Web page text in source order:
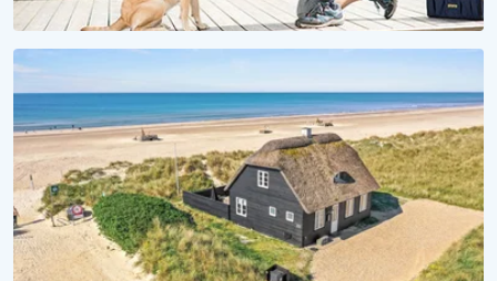
VOV, HVOR ER DET SMUKT HER!
Sommerhuse med hund tilladt